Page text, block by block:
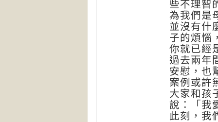
些不理智
為我們是
並沒有什
子的煩惱
你就已經
過去兩年
安慰，也
案例或許
大家和孩
說：「我
此刻，我